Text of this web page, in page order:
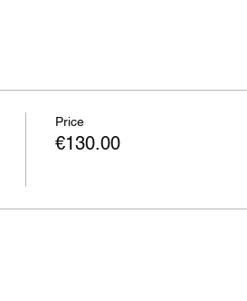
Price
€130.00